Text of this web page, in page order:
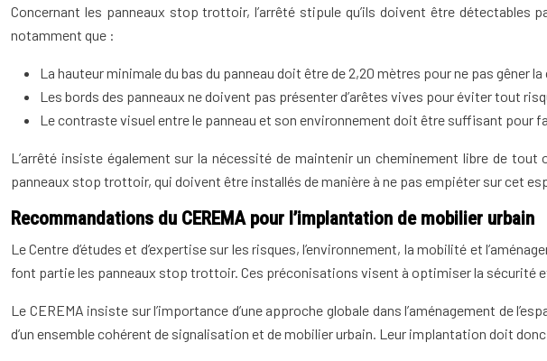
Concernant les panneaux stop trottoir, l’arrêté stipule qu’ils doivent être détectables
notamment que :
La hauteur minimale du bas du panneau doit être de 2,20 mètres pour ne pas gêner
Les bords des panneaux ne doivent pas présenter d’arêtes vives pour éviter tout
Le contraste visuel entre le panneau et son environnement doit être suffisant pour
L’arrêté insiste également sur la nécessité de maintenir un cheminement libre de
panneaux stop trottoir, qui doivent être installés de manière à ne pas empiéter sur cet
Recommandations du CEREMA pour l’implantation de mobilier urbain
Le Centre d’études et d’expertise sur les risques, l’environnement, la mobilité et
font partie les panneaux stop trottoir. Ces préconisations visent à optimiser la sécurité
Le CEREMA insiste sur l’importance d’une approche globale dans l’aménagement de
d’un ensemble cohérent de signalisation et de mobilier urbain. Leur implantation doit